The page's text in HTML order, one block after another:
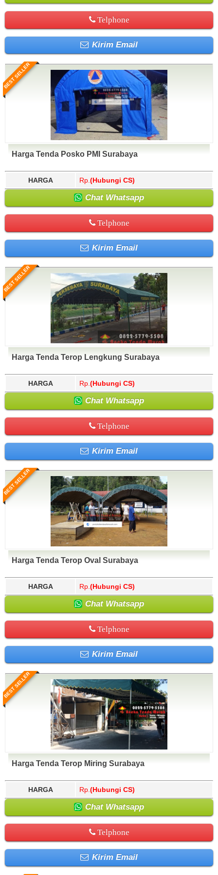
Telphone
Kirim Email
BEST SELLER
Harga Tenda Posko PMI Surabaya
HARGA Rp. (Hubungi CS)
Chat Whatsapp
Telphone
Kirim Email
BEST SELLER
Harga Tenda Terop Lengkung Surabaya
HARGA Rp. (Hubungi CS)
Chat Whatsapp
Telphone
Kirim Email
BEST SELLER
Harga Tenda Terop Oval Surabaya
HARGA Rp. (Hubungi CS)
Chat Whatsapp
Telphone
Kirim Email
BEST SELLER
Harga Tenda Terop Miring Surabaya
HARGA Rp. (Hubungi CS)
Chat Whatsapp
Telphone
Kirim Email